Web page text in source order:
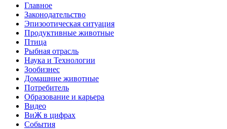
Главное
Законодательство
Эпизоотическая ситуация
Продуктивные животные
Птица
Рыбная отрасль
Наука и Технологии
Зообизнес
Домашние животные
Потребитель
Образование и карьера
Видео
ВиЖ в цифрах
События